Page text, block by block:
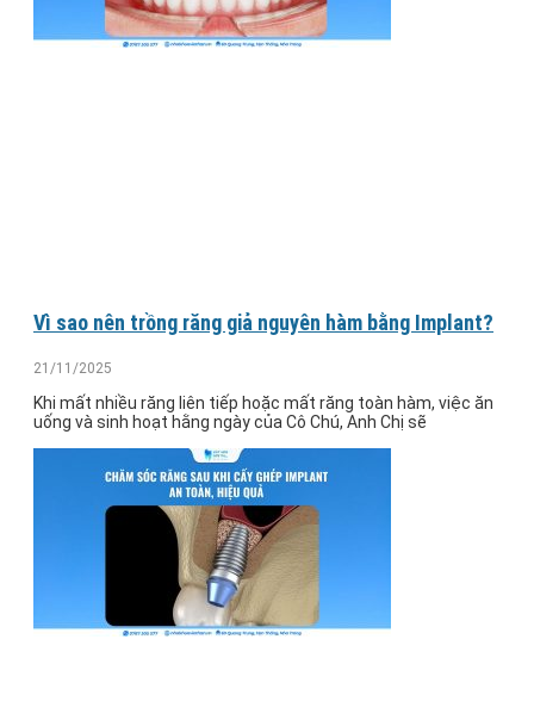
Vì sao nên trồng răng giả nguyên hàm bằng Implant?
21/11/2025
Khi mất nhiều răng liên tiếp hoặc mất răng toàn hàm, việc ăn
uống và sinh hoạt hằng ngày của Cô Chú, Anh Chị sẽ